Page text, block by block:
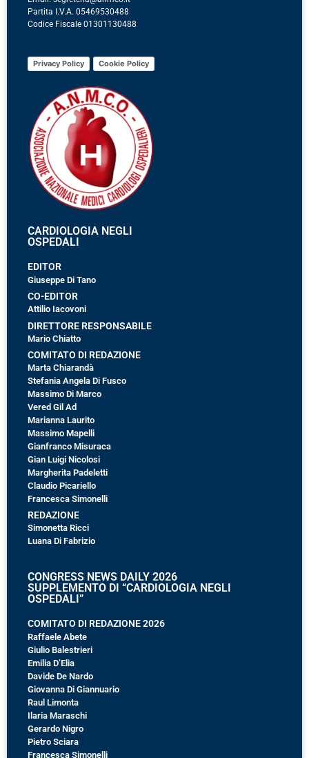
Partita I.V.A. 05469530488
Codice Fiscale 01301130488
Privacy Policy Cookie Policy
CARDIOLOGIA NEGLI
OSPEDALI
EDITOR
Giuseppe Di Tano
CO-EDITOR
Attilio Iacovoni
DIRETTORE RESPONSABILE
Mario Chiatto
COMITATO DI REDAZIONE
Marta Chiarandà
Stefania Angela Di Fusco
Massimo Di Marco
Vered Gil Ad
Marianna Laurito
Massimo Mapelli
Gianfranco Misuraca
Gian Luigi Nicolosi
Margherita Padeletti
Claudio Picariello
Francesca Simonelli
REDAZIONE
Simonetta Ricci
Luana Di Fabrizio
CONGRESS NEWS DAILY 2026
SUPPLEMENTO DI “CARDIOLOGIA NEGLI
OSPEDALI”
COMITATO DI REDAZIONE 2026
Raffaele Abete
Giulio Balestrieri
Emilia D’Elia
Davide De Nardo
Giovanna Di Giannuario
Raul Limonta
Ilaria Maraschi
Gerardo Nigro
Pietro Sciara
Francesca Simonelli